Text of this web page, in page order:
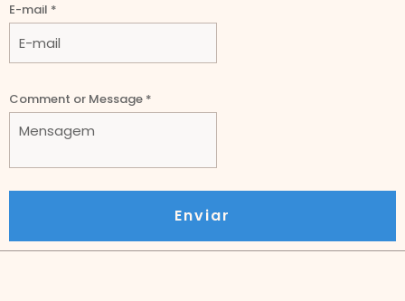
E-mail *
Comment or Message *
Enviar